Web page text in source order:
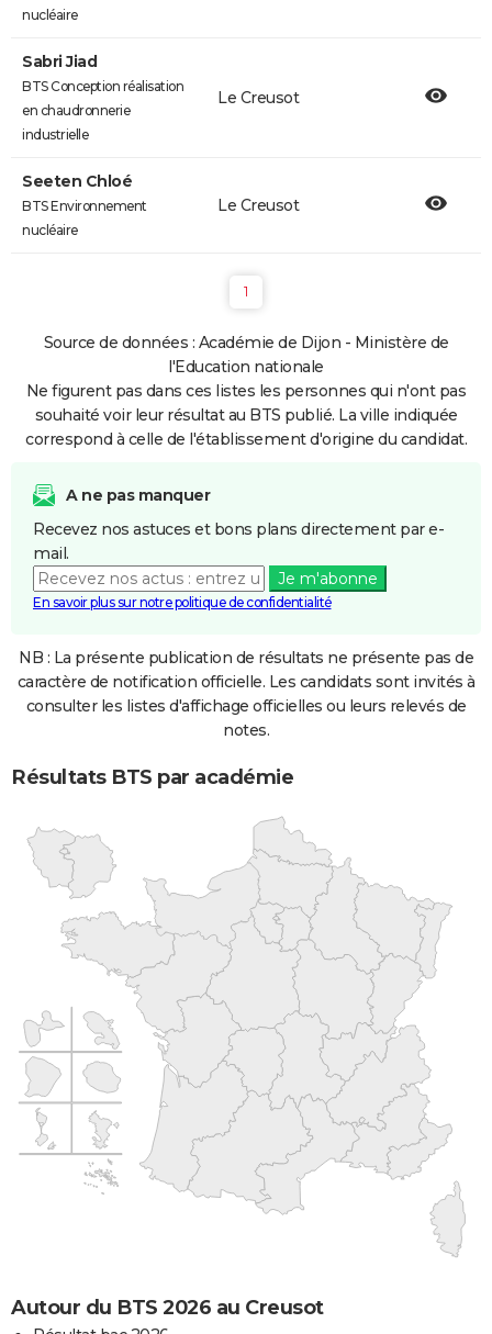
nucléaire
Sabri Jiad
BTS Conception réalisation
en chaudronnerie
industrielle
Le Creusot
Seeten Chloé
BTS Environnement
nucléaire
Le Creusot
1
Source de données : Académie de Dijon - Ministère de
l'Education nationale
Ne figurent pas dans ces listes les personnes qui n'ont pas
souhaité voir leur résultat au BTS publié. La ville indiquée
correspond à celle de l'établissement d'origine du candidat.
A ne pas manquer
Recevez nos astuces et bons plans directement par e-
mail.
Je m'abonne
En savoir plus sur notre politique de confidentialité
NB : La présente publication de résultats ne présente pas de
caractère de notification officielle. Les candidats sont invités à
consulter les listes d'affichage officielles ou leurs relevés de
notes.
Résultats BTS par académie
Autour du BTS 2026 au Creusot